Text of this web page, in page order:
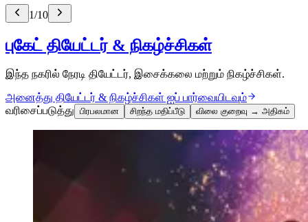
1/10
புகேட் தியேட்டர் & நிகழ்ச்சிகள்
இந்த நகரில் நேரடி தியேட்டர், இசைக்கலை மற்றும் நிகழ்ச்சிகள்.
அனைத்து தியேட்டர் & நிகழ்ச்சிகள் ஐப் பார்வையிடவும்
வரிசைப்படுத்து பிரபலமான சிறந்த மதிப்பீடு விலை குறைவு → அதிகம்